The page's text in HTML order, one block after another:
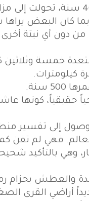
كان البعض
من دون أي نبتة
خمسة وثلاثين
كيلومترات.
حقيقياً، كونها
إلى تفسير
فهي لم تفن
وهي بالتأكيد
والعطش بحزام
أراضي القرى